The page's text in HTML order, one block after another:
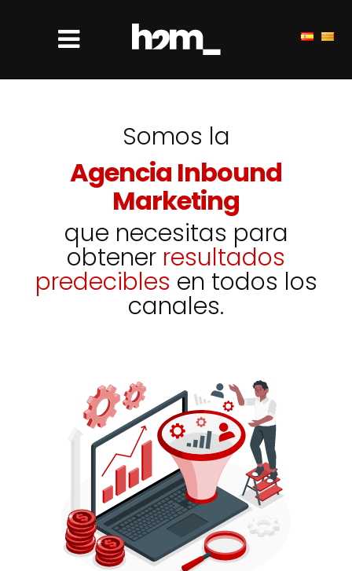
Somos la
Agencia Inbound
Marketing
que necesitas para
obtener resultados
predecibles en todos los
canales.